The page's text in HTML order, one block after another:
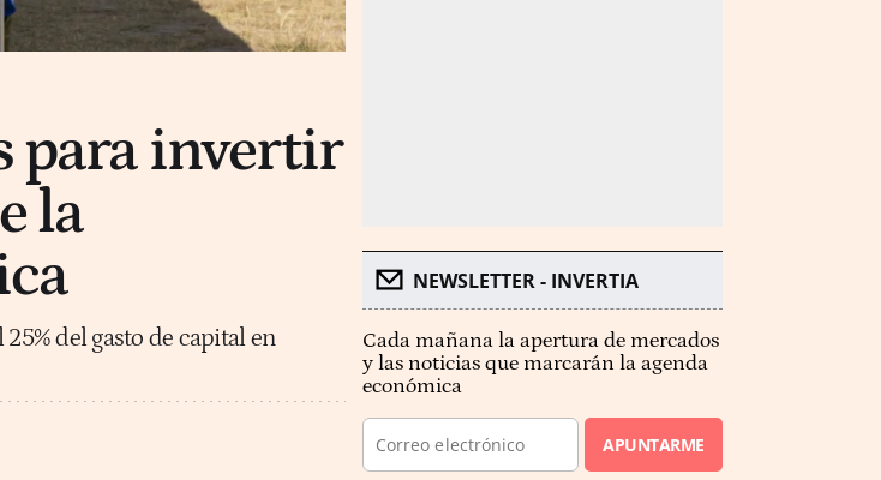
para invertir
la
del gasto de capital en
NEWSLETTER - INVERTIA
Cada mañana la apertura de mercados
y las noticias que marcarán la agenda
económica
APUNTARME